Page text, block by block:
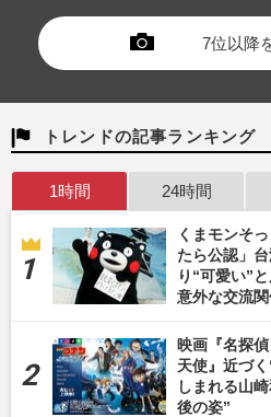
7位以降
トレンドの記事ランキング
1時間 24時間
くまモンそ
たら公認」
り“可愛い”
意外な交流
映画『名探
天使』近づ
しまれる山
後の姿”